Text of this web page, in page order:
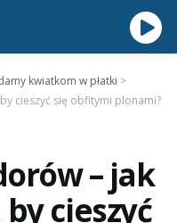
kwiatkom w płatki >
cieszyć się obfitymi plonami?
– jak
cieszyć